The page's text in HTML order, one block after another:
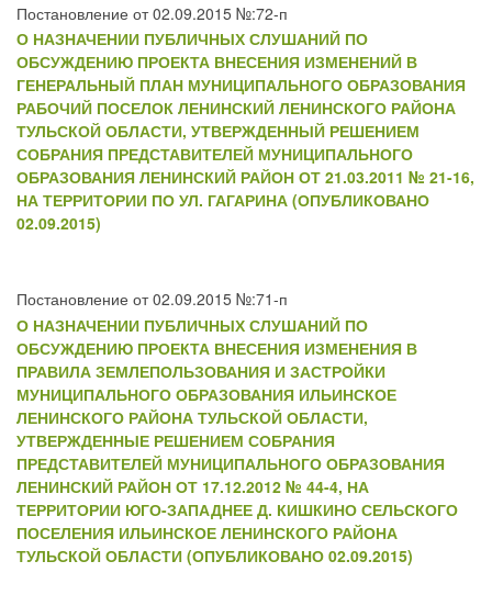
Постановление от 02.09.2015 №:72-п
О НАЗНАЧЕНИИ ПУБЛИЧНЫХ СЛУШАНИЙ ПО
ОБСУЖДЕНИЮ ПРОЕКТА ВНЕСЕНИЯ ИЗМЕНЕНИЙ В
ГЕНЕРАЛЬНЫЙ ПЛАН МУНИЦИПАЛЬНОГО ОБРАЗОВАНИЯ
РАБОЧИЙ ПОСЕЛОК ЛЕНИНСКИЙ ЛЕНИНСКОГО РАЙОНА
ТУЛЬСКОЙ ОБЛАСТИ, УТВЕРЖДЕННЫЙ РЕШЕНИЕМ
СОБРАНИЯ ПРЕДСТАВИТЕЛЕЙ МУНИЦИПАЛЬНОГО
ОБРАЗОВАНИЯ ЛЕНИНСКИЙ РАЙОН ОТ 21.03.2011 № 21-16,
НА ТЕРРИТОРИИ ПО УЛ. ГАГАРИНА (ОПУБЛИКОВАНО
02.09.2015)
Постановление от 02.09.2015 №:71-п
О НАЗНАЧЕНИИ ПУБЛИЧНЫХ СЛУШАНИЙ ПО
ОБСУЖДЕНИЮ ПРОЕКТА ВНЕСЕНИЯ ИЗМЕНЕНИЯ В
ПРАВИЛА ЗЕМЛЕПОЛЬЗОВАНИЯ И ЗАСТРОЙКИ
МУНИЦИПАЛЬНОГО ОБРАЗОВАНИЯ ИЛЬИНСКОЕ
ЛЕНИНСКОГО РАЙОНА ТУЛЬСКОЙ ОБЛАСТИ,
УТВЕРЖДЕННЫЕ РЕШЕНИЕМ СОБРАНИЯ
ПРЕДСТАВИТЕЛЕЙ МУНИЦИПАЛЬНОГО ОБРАЗОВАНИЯ
ЛЕНИНСКИЙ РАЙОН ОТ 17.12.2012 № 44-4, НА
ТЕРРИТОРИИ ЮГО-ЗАПАДНЕЕ Д. КИШКИНО СЕЛЬСКОГО
ПОСЕЛЕНИЯ ИЛЬИНСКОЕ ЛЕНИНСКОГО РАЙОНА
ТУЛЬСКОЙ ОБЛАСТИ (ОПУБЛИКОВАНО 02.09.2015)